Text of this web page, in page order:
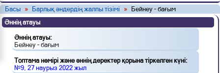
Басы » Барлық әндердің жалпы тізімі »
Бейнеу – бағым
Әннің атауы
Әннің атауы:
Бейнеу – бағым
Топтама нөмірі және әннің деректер қорына тіркелген күні:
№9, 27 наурыз 2022 жыл